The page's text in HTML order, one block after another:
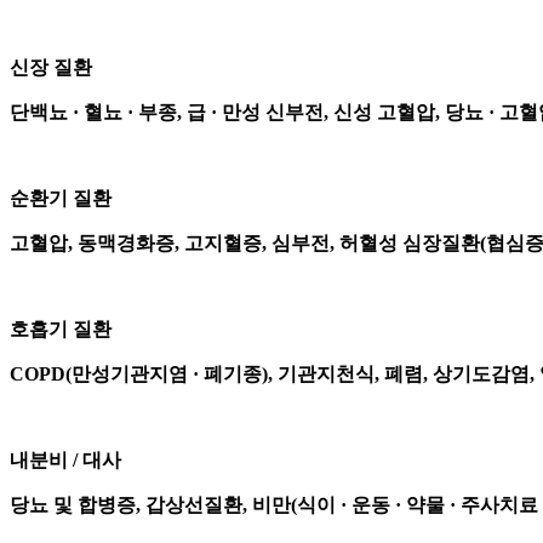
신장 질환
단백뇨 · 혈뇨 · 부종, 급 · 만성 신부전, 신성 고혈압, 당뇨 · 고
순환기 질환
고혈압, 동맥경화증, 고지혈증, 심부전, 허혈성 심장질환(협심
호흡기 질환
COPD(만성기관지염 · 폐기종), 기관지천식, 폐렴, 상기도감염
내분비 / 대사
당뇨 및 합병증, 갑상선질환, 비만(식이 · 운동 · 약물 · 주사치